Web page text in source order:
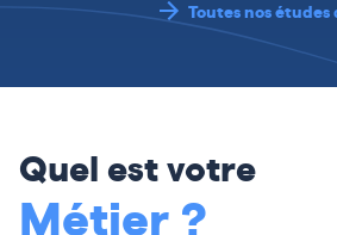
Toutes nos études
Quel est votre
Métier ?